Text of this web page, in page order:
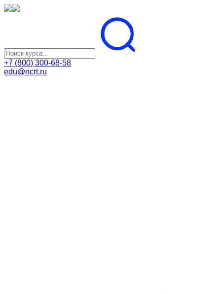
+7 (800) 300-68-58
edu@ncrt.ru